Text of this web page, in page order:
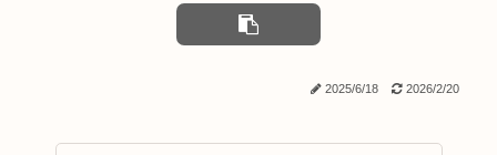
2025/6/18 2026/2/20